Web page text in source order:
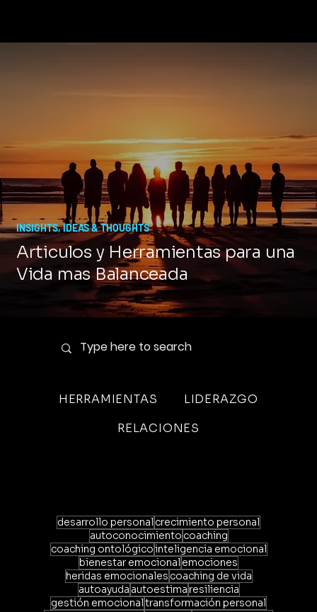
INSIGHTS, IDEAS & THOUGHTS
Articulos y Herramientas para una
Vida mas Balanceada
HERRAMIENTAS
LIDERAZGO
RELACIONES
desarrollo personal crecimiento personal
autoconocimiento coaching
coaching ontológicointeligencia emocional
bienestar emocional emociones
heridas emocionales coaching de vida
autoayuda autoestimaresiliencia
gestión emocionaltransformación personal